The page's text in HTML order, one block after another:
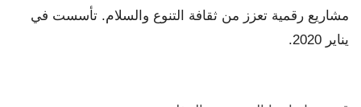
مشاريع رقمية تعزز من ثقافة التنوع والسلام. تأسست في
يناير 2020.